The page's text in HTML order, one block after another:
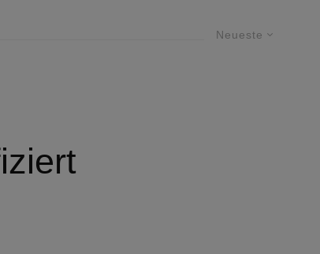
Neueste